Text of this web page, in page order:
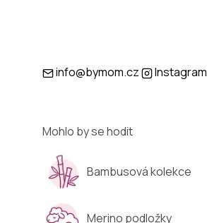
info@bymom.cz Instagram
Mohlo by se hodit
Bambusová kolekce
Merino podložky